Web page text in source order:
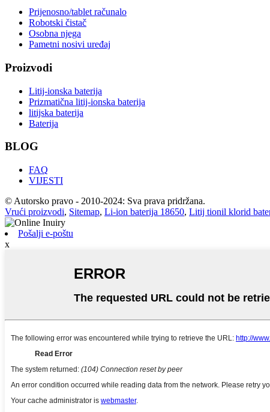
Prijenosno/tablet računalo
Robotski čistač
Osobna njega
Pametni nosivi uređaj
Proizvodi
Litij-ionska baterija
Prizmatična litij-ionska baterija
litijska baterija
Baterija
BLOG
FAQ
VIJESTI
© Autorsko pravo - 2010-2024: Sva prava pridržana.
Vrući proizvodi, Sitemap, Li-ion baterija 18650, Litij tionil klorid
Pošalji e-poštu
x